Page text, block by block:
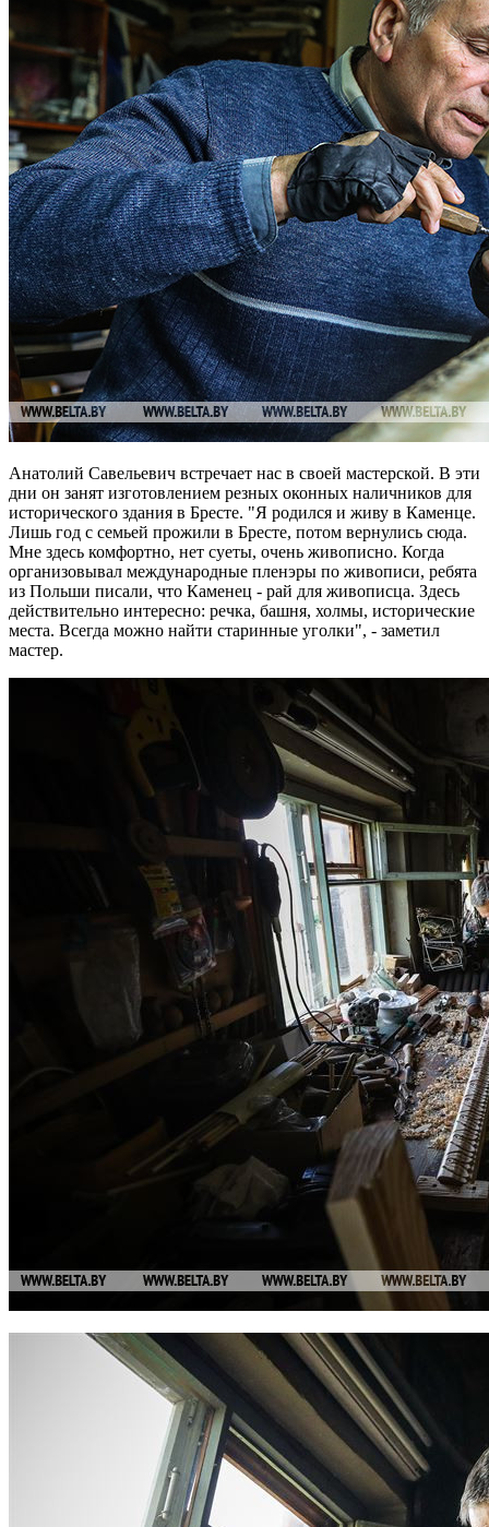
Анатолий Савельевич встречает нас в своей мастерской. В эти
дни он занят изготовлением резных оконных наличников для
исторического здания в Бресте. "Я родился и живу в Каменце.
Лишь год с семьей прожили в Бресте, потом вернулись сюда.
Мне здесь комфортно, нет суеты, очень живописно. Когда
организовывал международные пленэры по живописи, ребята
из Польши писали, что Каменец - рай для живописца. Здесь
действительно интересно: речка, башня, холмы, исторические
места. Всегда можно найти старинные уголки", - заметил
мастер.